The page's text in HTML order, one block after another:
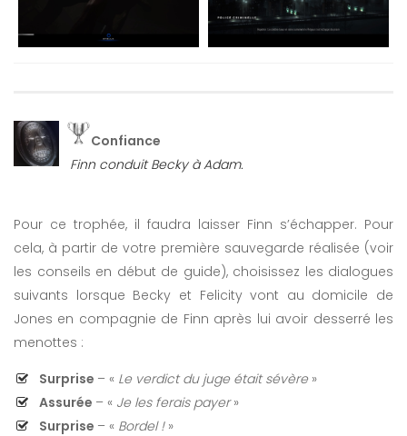
Confiance
Finn conduit Becky à Adam.
Pour ce trophée, il faudra laisser Finn s’échapper. Pour
cela, à partir de votre première sauvegarde réalisée (voir
les conseils en début de guide), choisissez les dialogues
suivants lorsque Becky et Felicity vont au domicile de
Jones en compagnie de Finn après lui avoir desserré les
menottes :
Surprise – « Le verdict du juge était sévère»
Assurée – « Je les ferais payer»
Surprise – « Bordel !»